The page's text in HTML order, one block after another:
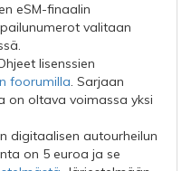
eSM-finaalin
valitaan
lisenssien
foorumilla. Sarjaan
on oltava voimassa yksi
digitaalisen autourheilun
on 5 euroa ja se